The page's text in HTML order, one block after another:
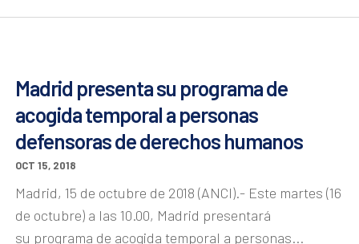
Madrid presenta su programa de
acogida temporal a personas
defensoras de derechos humanos
OCT 15, 2018
Madrid, 15 de octubre de 2018 (ANCI).- Este martes (16
de octubre) a las 10.00, Madrid presentará
su programa de acogida temporal a personas...